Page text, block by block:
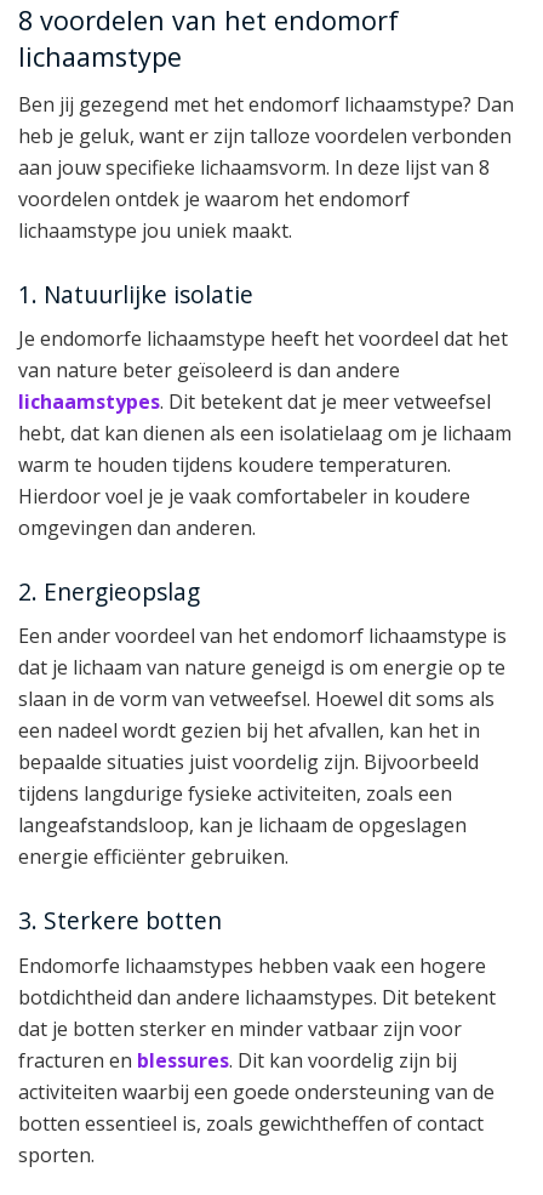
8 voordelen van het endomorf
lichaamstype
Ben jij gezegend met het endomorf lichaamstype? Dan
heb je geluk, want er zijn talloze voordelen verbonden
aan jouw specifieke lichaamsvorm. In deze lijst van 8
voordelen ontdek je waarom het endomorf
lichaamstype jou uniek maakt.
1. Natuurlijke isolatie
Je endomorfe lichaamstype heeft het voordeel dat het
van nature beter geïsoleerd is dan andere
lichaamstypes. Dit betekent dat je meer vetweefsel
hebt, dat kan dienen als een isolatielaag om je lichaam
warm te houden tijdens koudere temperaturen.
Hierdoor voel je je vaak comfortabeler in koudere
omgevingen dan anderen.
2. Energieopslag
Een ander voordeel van het endomorf lichaamstype is
dat je lichaam van nature geneigd is om energie op te
slaan in de vorm van vetweefsel. Hoewel dit soms als
een nadeel wordt gezien bij het afvallen, kan het in
bepaalde situaties juist voordelig zijn. Bijvoorbeeld
tijdens langdurige fysieke activiteiten, zoals een
langeafstandsloop, kan je lichaam de opgeslagen
energie efficiënter gebruiken.
3. Sterkere botten
Endomorfe lichaamstypes hebben vaak een hogere
botdichtheid dan andere lichaamstypes. Dit betekent
dat je botten sterker en minder vatbaar zijn voor
fracturen en blessures. Dit kan voordelig zijn bij
activiteiten waarbij een goede ondersteuning van de
botten essentieel is, zoals gewichtheffen of contact
sporten.